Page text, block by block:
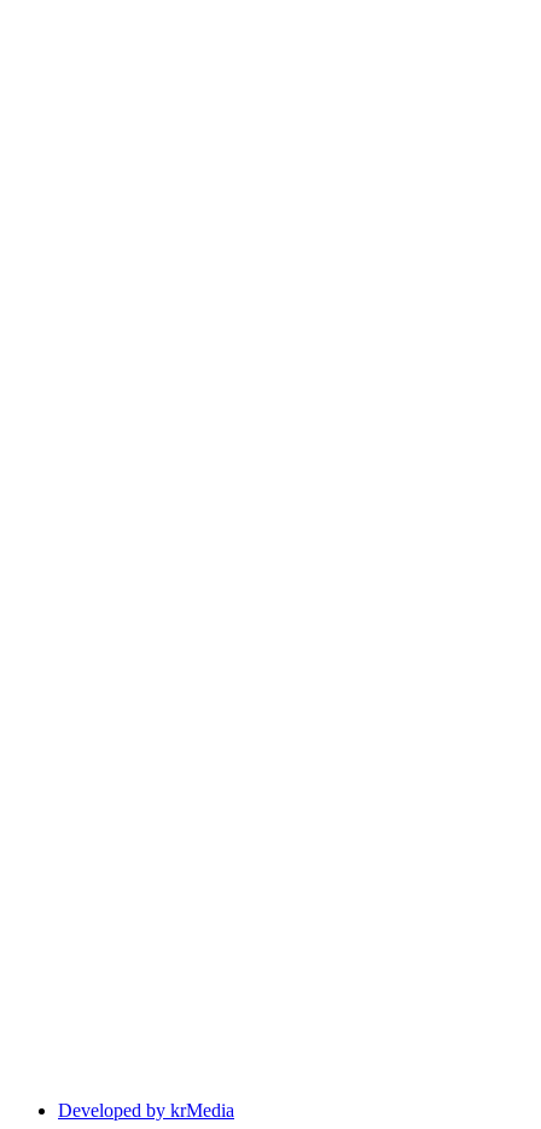
Developed by krMedia